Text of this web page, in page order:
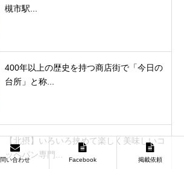
槻市駅...
400年以上の歴史を持つ商店街で「今日の
台所」と称...
【北摂】いろいろ挟めて楽しく美味しいコ
ッペパン専門...
問い合わせ Facebook 掲載依頼